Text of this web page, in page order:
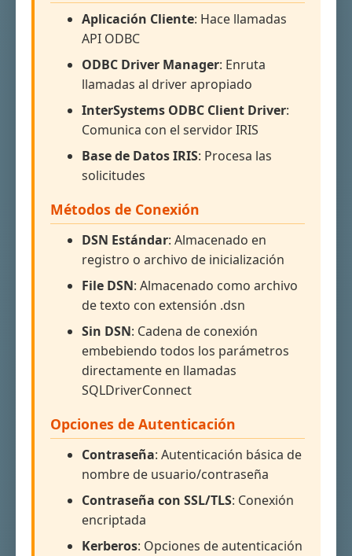
Aplicación Cliente: Hace llamadas
API ODBC
ODBC Driver Manager: Enruta
llamadas al driver apropiado
InterSystems ODBC Client Driver:
Comunica con el servidor IRIS
Base de Datos IRIS: Procesa las
solicitudes
Métodos de Conexión
DSN Estándar: Almacenado en
registro o archivo de inicialización
File DSN: Almacenado como archivo
de texto con extensión .dsn
Sin DSN: Cadena de conexión
embebiendo todos los parámetros
directamente en llamadas
SQLDriverConnect
Opciones de Autenticación
Contraseña: Autenticación básica de
nombre de usuario/contraseña
Contraseña con SSL/TLS: Conexión
encriptada
Kerberos: Opciones de autenticación